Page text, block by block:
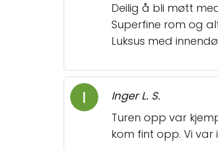
Deilig å bli møtt
Superfine rom og
Luksus med
Inger L. S.
Turen opp var
kom fint opp. Vi